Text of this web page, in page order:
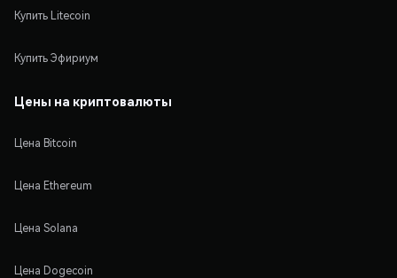
Купить Litecoin
Купить Эфириум
Цены на криптовалюты
Цена Bitcoin
Цена Ethereum
Цена Solana
Цена Dogecoin